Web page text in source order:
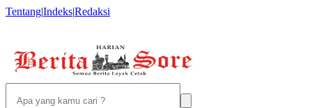
Tentang|Indeks|Redaksi